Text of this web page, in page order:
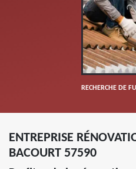
RECHERCHE DE
ENTREPRISE
BACOURT 57590